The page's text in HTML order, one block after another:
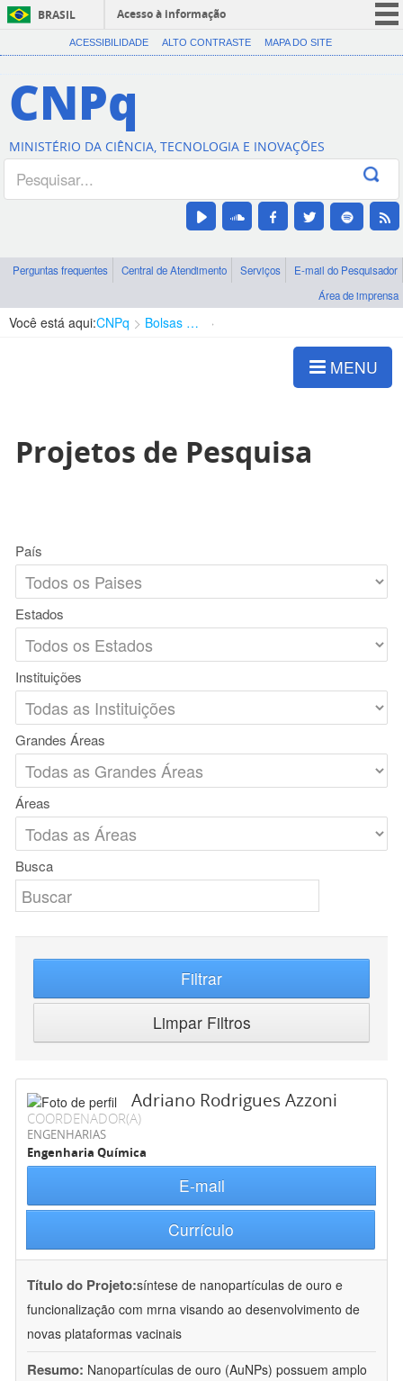
BRASIL
Acesso à informação
CORONAVÍRUS (COVID-19)
Canais
ACESSIBILIDADE ALTO CONTRASTE MAPA DO SITE
CNPq
MINISTÉRIO DA CIÊNCIA, TECNOLOGIA E INOVAÇÕES
Perguntas frequentes Central de Atendimento Serviços
E-mail do Pesquisador
Área de imprensa
Você está aqui:CNPq Bolsas e Auxílios Vigentes
MENU
Projetos de Pesquisa
País
Estados
Instituições
Grandes Áreas
Áreas
Busca
Filtrar
Limpar Filtros
Adriano Rodrigues Azzoni
COORDENADOR(A)
ENGENHARIAS
Engenharia Química
E-mail
Currículo
Título do Projeto:síntese de nanopartículas de ouro e
funcionalização com mrna visando ao desenvolvimento de
novas plataformas vacinais
Resumo: Nanopartículas de ouro (AuNPs) possuem amplo